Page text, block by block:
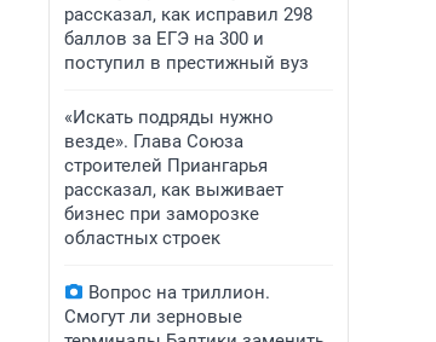
рассказал, как исправил 298
баллов за ЕГЭ на 300 и
поступил в престижный вуз
«Искать подряды нужно
везде». Глава Союза
строителей Приангарья
рассказал, как выживает
бизнес при заморозке
областных строек
Вопрос на триллион.
Смогут ли зерновые